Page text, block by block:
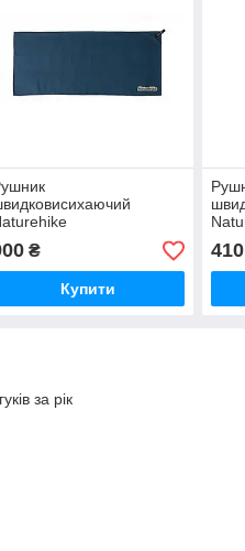
156*80,
синій
₴
Купити
410
за рік